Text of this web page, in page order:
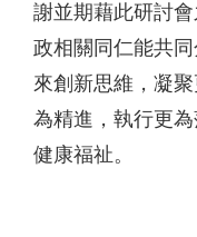
謝並期藉此研討
政相關同仁能共
來創新思維，凝
為精進，執行更
健康福祉。